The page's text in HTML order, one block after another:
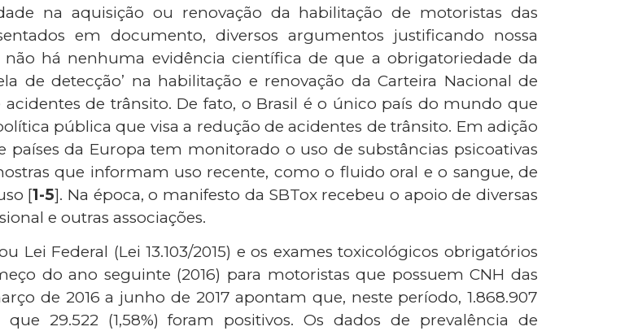
na aquisição ou renovação da habilitação de motoristas das
em documento, diversos argumentos justificando nossa
há nenhuma evidência científica de que a obrigatoriedade da
de detecção’ na habilitação e renovação da Carteira Nacional de
de trânsito. De fato, o Brasil é o único país do mundo que
pública que visa a redução de acidentes de trânsito. Em adição
países da Europa tem monitorado o uso de substâncias psicoativas
que informam uso recente, como o fluido oral e o sangue, de
[1-5]. Na época, o manifesto da SBTox recebeu o apoio de diversas
e outras associações.
Lei Federal (Lei 13.103/2015) e os exames toxicológicos obrigatórios
do ano seguinte (2016) para motoristas que possuem CNH das
de 2016 a junho de 2017 apontam que, neste período, 1.868.907
29.522 (1,58%) foram positivos. Os dados de prevalência de